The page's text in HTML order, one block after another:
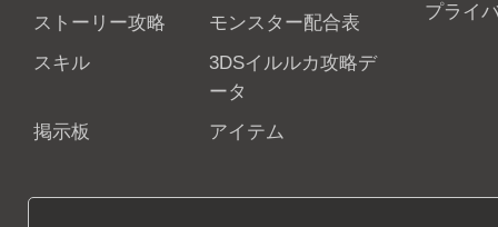
ストーリー攻略
モンスター配合表
スキル
3DSイルルカ攻略デ
ータ
掲示板
アイテム
プライ